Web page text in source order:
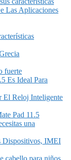
Las Aplicaciones
fuerte
Es Ideal Para
El Reloj Inteligente
Pad 11.5
una
Dispositivos, IMEI
cabello para niños,